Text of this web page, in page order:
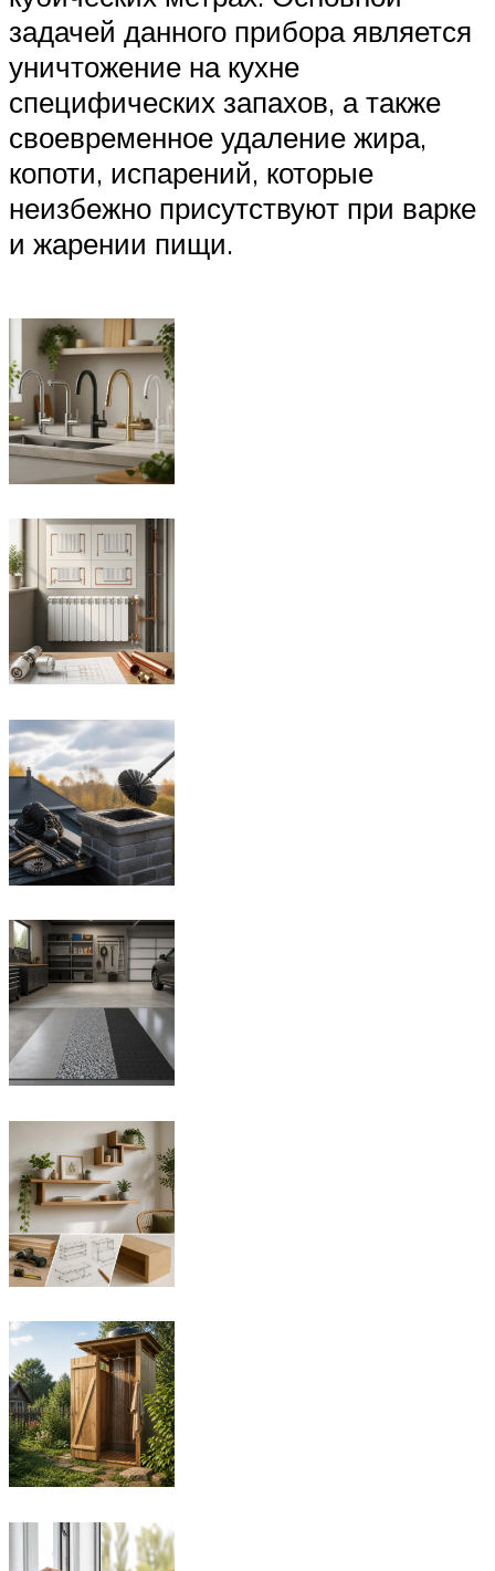
задачей данного прибора является
уничтожение на кухне
специфических запахов, а также
своевременное удаление жира,
копоти, испарений, которые
неизбежно присутствуют при варке
и жарении пищи.